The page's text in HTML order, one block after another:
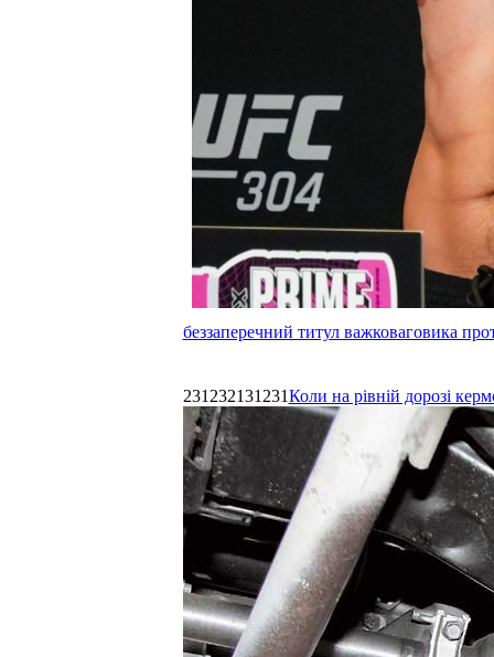
беззаперечний титул важковаговика
231232131231Коли на рівній дорозі